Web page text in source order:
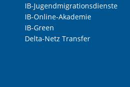
IB-Jugendmigrationsdienste
IB-Online-Akademie
IB-Green
Delta-Netz Transfer